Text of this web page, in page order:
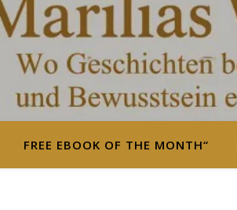
FREE EBOOK OF THE MONTH“